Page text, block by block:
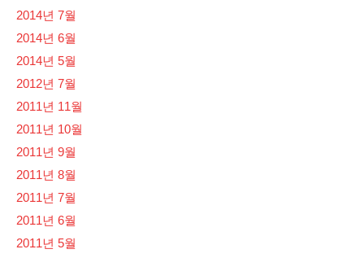
2014년 7월
2014년 6월
2014년 5월
2012년 7월
2011년 11월
2011년 10월
2011년 9월
2011년 8월
2011년 7월
2011년 6월
2011년 5월